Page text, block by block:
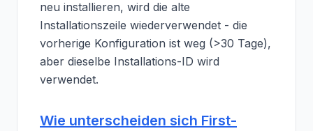
neu installieren, wird die alte
Installationszeile wiederverwendet - die
vorherige Konfiguration ist weg (>30 Tage),
aber dieselbe Installations-ID wird
verwendet.
Wie unterscheiden sich First-